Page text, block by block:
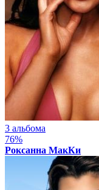
3 альбома
76%
Роксанна МакКи